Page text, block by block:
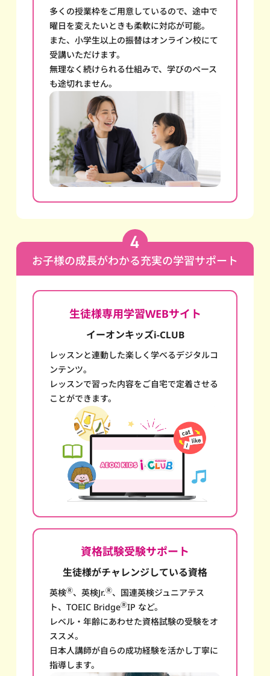
多くの授業枠をご用意しているので、途中で
曜日を変えたいときも柔軟に対応が可能。
また、小学生以上の振替はオンライン校にて
受講いただけます。
無理なく続けられる仕組みで、学びのペース
も途切れません。
お子様の成長がわかる充実の学習サポート
生徒様専用学習WEBサイト
イーオンキッズi-CLUB
レッスンと連動した楽しく学べるデジタルコ
ンテンツ。
レッスンで習った内容をご自宅で定着させる
ことができます。
資格試験受験サポート
生徒様がチャレンジしている資格
英検Ⓡ、英検Jr.Ⓡ、国連英検ジュニアテス
ト、TOEIC BridgeⓇIP など。
レベル・年齢にあわせた資格試験の受験をオ
ススメ。
日本人講師が自らの成功経験を活かし丁寧に
指導します。